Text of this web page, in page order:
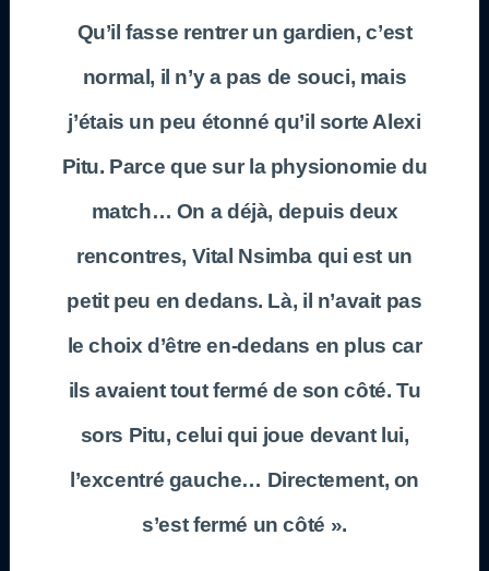
Qu’il fasse rentrer un gardien, c’est
normal, il n’y a pas de souci, mais
j’étais un peu étonné qu’il sorte Alexi
Pitu. Parce que sur la physionomie du
match… On a déjà, depuis deux
rencontres, Vital Nsimba qui est un
petit peu en dedans. Là, il n’avait pas
le choix d’être en-dedans en plus car
ils avaient tout fermé de son côté. Tu
sors Pitu, celui qui joue devant lui,
l’excentré gauche… Directement, on
s’est fermé un côté ».